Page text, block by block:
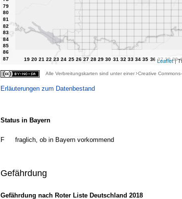
Leaflet|
Alle Verbreitungskarten sind unter einer Creative
Erläuterungen zum Datenbestand
Status in Bayern
F fraglich, ob in Bayern vorkommend
Gefährdung
Gefährdung nach Roter Liste Deutschland 2018